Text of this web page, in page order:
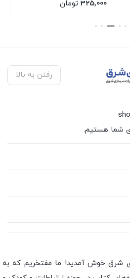
325,000 تومان
بستن
رفتن به بالا
شرق خوش آمدید! ما مفتخریم که به